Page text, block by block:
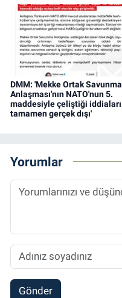
DMM: 'Mekke Ortak Savunma
Anlaşması'nın NATO'nun 5.
maddesiyle çeliştiği iddiaları
tamamen gerçek dışı'
Yorumlar
Gönder